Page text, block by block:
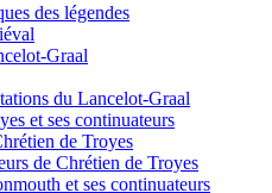
des légendes
Graal
du Lancelot-Graal
et ses continuateurs
de Troyes
de Chrétien de Troyes
et ses continuateurs